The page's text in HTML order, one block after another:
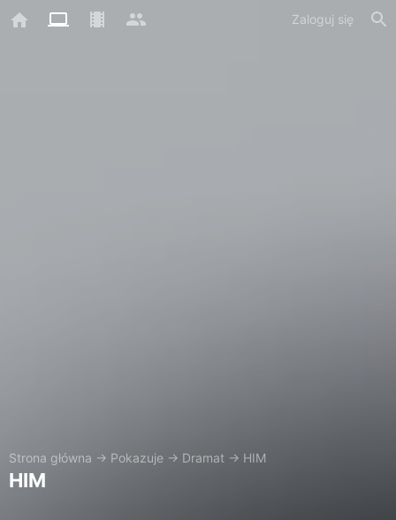
Zaloguj się
Strona główna → Pokazuje → Dramat → HIM
HIM